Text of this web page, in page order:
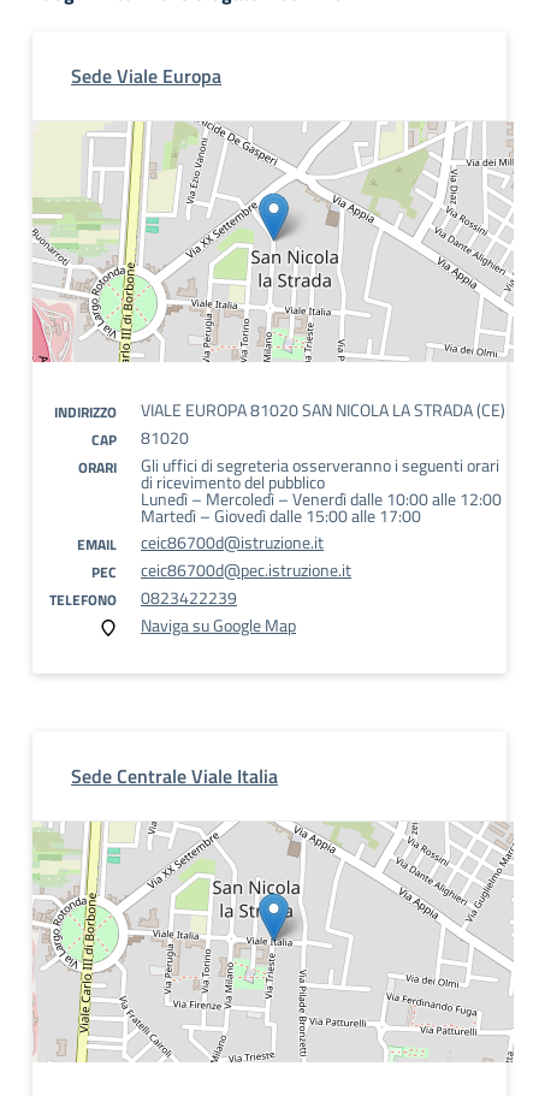
Sede Viale Europa
INDIRIZZO VIALE EUROPA 81020 SAN NICOLA LA STRADA (CE)
CAP 81020
ORARI Gli uffici di segreteria osserveranno i seguenti orari
di ricevimento del pubblico
Lunedì – Mercoledì – Venerdì dalle 10:00 alle 12:00
Martedì – Giovedì dalle 15:00 alle 17:00
EMAIL ceic86700d@istruzione.it
PEC ceic86700d@pec.istruzione.it
TELEFONO
0823422239
Naviga su Google Map
Sede Centrale Viale Italia